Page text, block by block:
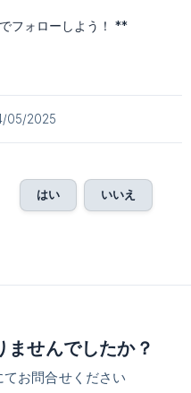
でフォローしよう！ **
05/2025
はい いいえ
ませんでしたか？
お問合せください